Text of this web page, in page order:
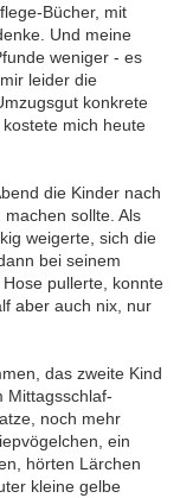
Bücher, mit
Und meine
weniger - es
leider die
konkrete
mich heute
die Kinder nach
sollte. Als
weigerte, sich die
bei seinem
pullerte, konnte
aber auch nix, nur
das zweite Kind
Mittagsschlaf-
noch mehr
ein
hörten Lärchen
kleine gelbe